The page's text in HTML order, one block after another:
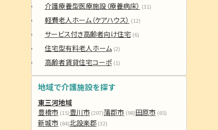
介護療養型医療施設（療養病床） (31)
軽費老人ホーム（ケアハウス） (12)
サービス付き高齢者向け住宅 (6)
住宅型有料老人ホーム (2)
高齢者賃貸住宅コーポ (1)
地域で介護施設を探す
東三河地域
豊橋市 (15)豊川市 (207)蒲郡市 (98)田原市 (65)
新城市 (84)北設楽郡 (32)